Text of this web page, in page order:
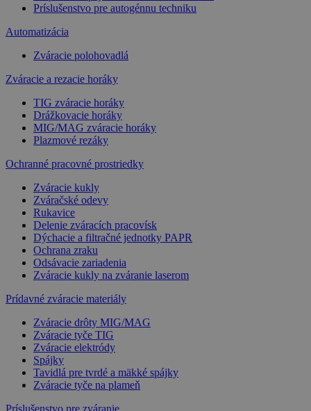
Príslušenstvo pre autogénnu techniku
Automatizácia
Zváracie polohovadlá
Zváracie a rezacie horáky
TIG zváracie horáky
Drážkovacie horáky
MIG/MAG zváracie horáky
Plazmové rezáky
Ochranné pracovné prostriedky
Zváracie kukly
Zváračské odevy
Rukavice
Delenie zváracích pracovísk
Dýchacie a filtračné jednotky PAPR
Ochrana zraku
Odsávacie zariadenia
Zváracie kukly na zváranie laserom
Prídavné zváracie materiály
Zváracie drôty MIG/MAG
Zváracie tyče TIG
Zváracie elektródy
Spájky
Tavidlá pre tvrdé a mäkké spájky
Zváracie tyče na plameň